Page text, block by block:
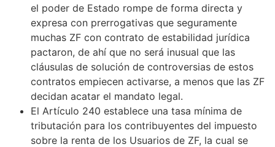
el poder de Estado rompe de forma directa y
expresa con prerrogativas que seguramente
muchas ZF con contrato de estabilidad jurídica
pactaron, de ahí que no será inusual que las
cláusulas de solución de controversias de estos
contratos empiecen activarse, a menos que las ZF
decidan acatar el mandato legal.
El Artículo 240 establece una tasa mínima de
tributación para los contribuyentes del impuesto
sobre la renta de los Usuarios de ZF, la cual se